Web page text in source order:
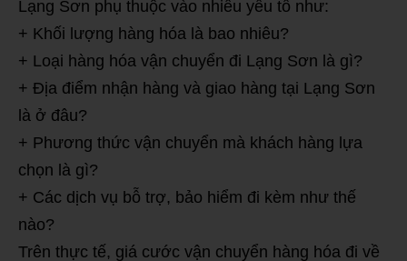
Lạng Sơn phụ thuộc vào nhiều yếu tố như:
+ Khối lượng hàng hóa là bao nhiêu?
+ Loại hàng hóa vận chuyển đi Lạng Sơn là gì?
+ Địa điểm nhận hàng và giao hàng tại Lạng Sơn
là ở đâu?
+ Phương thức vận chuyển mà khách hàng lựa
chọn là gì?
+ Các dịch vụ bỗ trợ, bảo hiểm đi kèm như thế
nào?
Trên thực tế, giá cước vận chuyển hàng hóa đi về